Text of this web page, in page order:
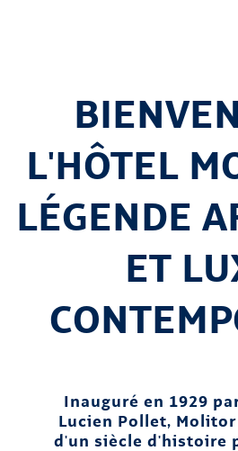
L'HÔTEL
LÉGENDE
ET
Inauguré en 1929
Lucien Pollet,
d'un siècle d'histoire